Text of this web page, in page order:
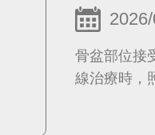
骨盆部位接
線治療時，